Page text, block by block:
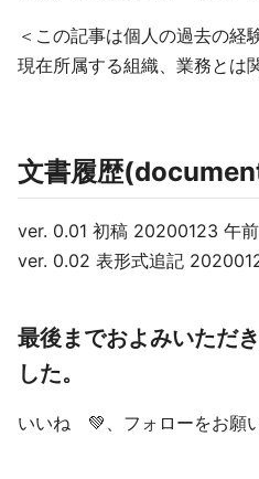
＜この記事は個人の過去の経
現在所属する組織、業務とは
文書履歴
ver. 0.01 初稿 20200123 午前
ver. 0.02 表形式追記
最後までおよみいただ
した。
いいね 💚、フォローをお願い